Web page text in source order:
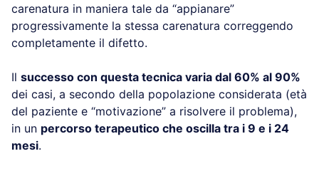
carenatura in maniera tale da “appianare”
progressivamente la stessa carenatura correggendo
completamente il difetto.
Il successo con questa tecnica varia dal 60% al 90%
dei casi, a secondo della popolazione considerata (età
del paziente e “motivazione” a risolvere il problema),
in un percorso terapeutico che oscilla tra i 9 e i 24
mesi.